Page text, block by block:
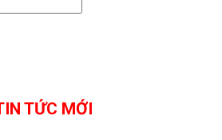
TỨC MỚI